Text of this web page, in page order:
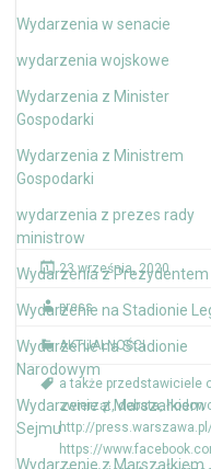
Wydarzenia w senacie
wydarzenia wojskowe
Wydarzenia z Minister
Gospodarki
Wydarzenia z Ministrem
Gospodarki
wydarzenia z prezes rady
ministrow
Wydarzenia z Prezydentem
Wydarzenie na Stadionie
Wydarzenie na Stadionie
Narodowym
Wydarzenie z Marszałkiem
Sejmu
Wydarzenie z Marszałkiem
23 września, 2020
press
AKTUALNOŚCI
a także przedstawiciele
zwierząt,debata,
http://
https://